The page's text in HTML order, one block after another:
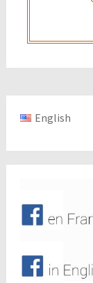
English